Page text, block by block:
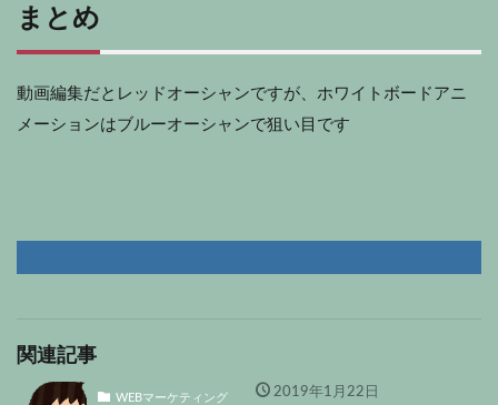
まとめ
動画編集だとレッドオーシャンですが、 ホワイトボードアニ
メーションはブルーオーシャンで狙い目です
関連記事
WEBマーケティング 2019年1月22日